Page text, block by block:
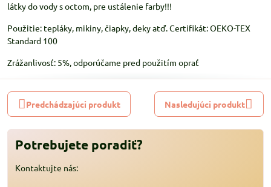
látky do vody s octom, pre ustálenie farby!!!
Použitie: tepláky, mikiny, čiapky, deky atď. Certifikát: OEKO-TEX
Standard 100
Zrážanlivosť: 5%, odporúčame pred použitím oprať
Predchádzajúci produkt Nasledujúci produkt
Potrebujete poradiť?
Kontaktujte nás: